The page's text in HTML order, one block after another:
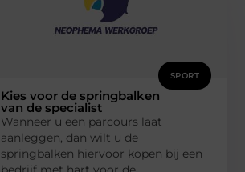
SPORT
Kies voor de springbalken
van de specialist
Wanneer u een parcours laat
aanleggen, dan wilt u de
springbalken hiervoor kopen bij een